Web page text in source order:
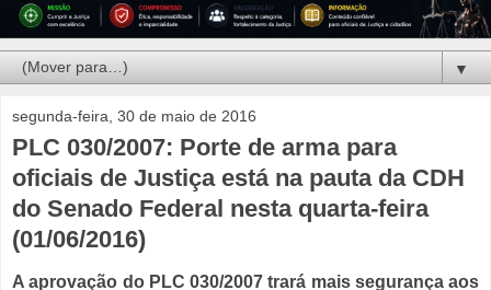
▼
segunda-feira, 30 de maio de 2016
PLC 030/2007: Porte de arma para
oficiais de Justiça está na pauta da CDH
do Senado Federal nesta quarta-feira
(01/06/2016)
A aprovação do PLC 030/2007 trará mais segurança aos